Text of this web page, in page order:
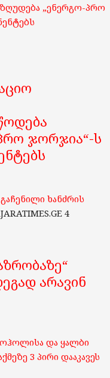
„ენერგო-პრო
ჯორჯია“-ს
ხანძრის
4
არავინ
და ყალბი
3 პირი დააკავეს